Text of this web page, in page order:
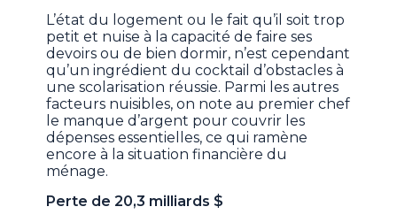
L’état du logement ou le fait qu’il soit trop
petit et nuise à la capacité de faire ses
devoirs ou de bien dormir, n’est cependant
qu’un ingrédient du cocktail d’obstacles à
une scolarisation réussie. Parmi les autres
facteurs nuisibles, on note au premier chef
le manque d’argent pour couvrir les
dépenses essentielles, ce qui ramène
encore à la situation financière du
ménage.
Perte de 20,3 milliards $